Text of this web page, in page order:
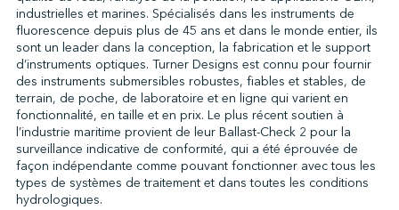
↩︎
industrielles et marines. Spécialisés dans les instruments de
fluorescence depuis plus de 45 ans et dans le monde entier, ils
sont un leader dans la conception, la fabrication et le support
d’instruments optiques. Turner Designs est connu pour fournir
des instruments submersibles robustes, fiables et stables, de
terrain, de poche, de laboratoire et en ligne qui varient en
fonctionnalité, en taille et en prix. Le plus récent soutien à
l’industrie maritime provient de leur Ballast-Check 2 pour la
surveillance indicative de conformité, qui a été éprouvée de
façon indépendante comme pouvant fonctionner avec tous les
types de systèmes de traitement et dans toutes les conditions
hydrologiques.